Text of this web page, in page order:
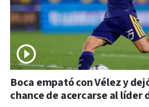
Boca empató con Vélez y
chance de acercarse al líder